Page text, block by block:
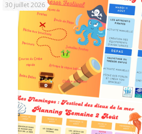
30 juillet 2026